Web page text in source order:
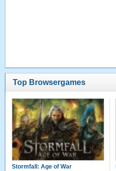
Top Browsergames
Stormfall: Age of War